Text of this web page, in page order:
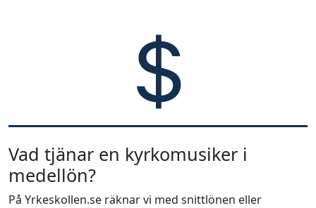
Vad tjänar en kyrkomusiker i
medellön?
På Yrkeskollen.se räknar vi med snittlönen eller